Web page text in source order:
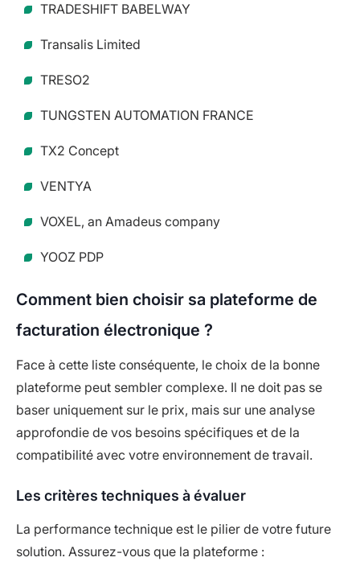
TRADESHIFT BABELWAY
Transalis Limited
TRESO2
TUNGSTEN AUTOMATION FRANCE
TX2 Concept
VENTYA
VOXEL, an Amadeus company
YOOZ PDP
Comment bien choisir sa plateforme de
facturation électronique ?
Face à cette liste conséquente, le choix de la bonne
plateforme peut sembler complexe. Il ne doit pas se
baser uniquement sur le prix, mais sur une analyse
approfondie de vos besoins spécifiques et de la
compatibilité avec votre environnement de travail.
Les critères techniques à évaluer
La performance technique est le pilier de votre future
solution. Assurez-vous que la plateforme :